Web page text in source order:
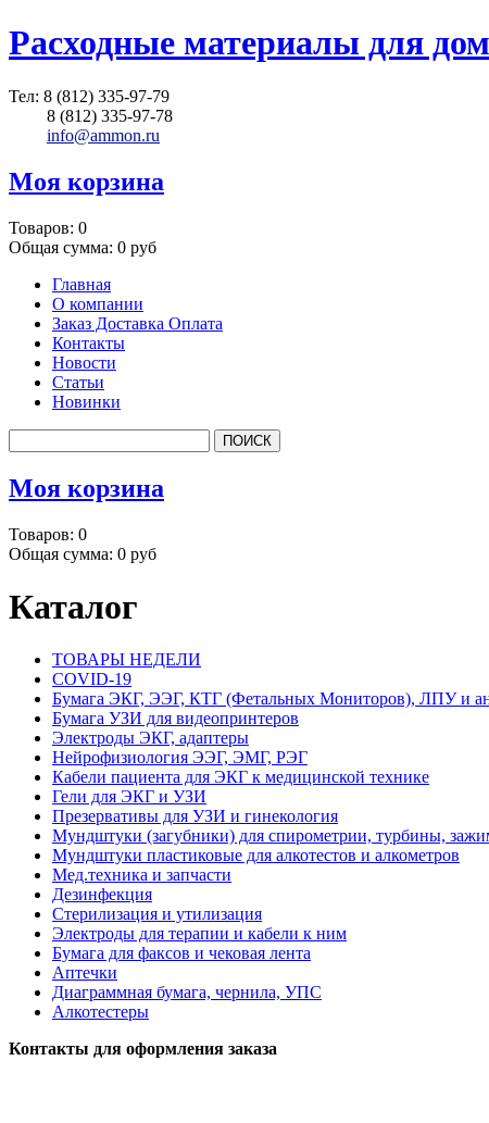
Расходные материалы для
Тел: 8 (812) 335-97-79
8 (812) 335-97-78
info@ammon.ru
Моя корзина
Товаров: 0
Общая сумма: 0 руб
Главная
О компании
Заказ Доставка Оплата
Контакты
Новости
Статьи
Новинки
Моя корзина
Товаров: 0
Общая сумма: 0 руб
Каталог
ТОВАРЫ НЕДЕЛИ
COVID-19
Бумага ЭКГ, ЭЭГ, КТГ (Фетальных Мониторов), ЛПУ и
Бумага УЗИ для видеопринтеров
Электроды ЭКГ, адаптеры
Нейрофизиология ЭЭГ, ЭМГ, РЭГ
Кабели пациента для ЭКГ к медицинской технике
Гели для ЭКГ и УЗИ
Презервативы для УЗИ и гинекология
Мундштуки (загубники) для спирометрии, турбины,
Мундштуки пластиковые для алкотестов и алкометров
Мед.техника и запчасти
Дезинфекция
Стерилизация и утилизация
Электроды для терапии и кабели к ним
Бумага для факсов и чековая лента
Аптечки
Диаграммная бумага, чернила, УПС
Алкотестеры
Контакты для оформления заказа